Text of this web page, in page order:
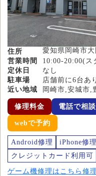
住所
愛知県岡崎市
営業時間
10:00-20:00(ス
定休日
なし
駐車場
店舗前に6台あ
近い地域
岡崎市,安城市,
修理料金 電話で相
webで予約
Android修理 iPhone修理
クレジットカード利用可
ゲーム機修理はこちら 修